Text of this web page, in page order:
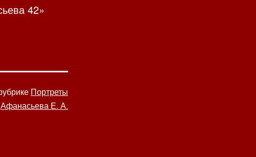
42»
Портреты
Афанасьева Е. А.